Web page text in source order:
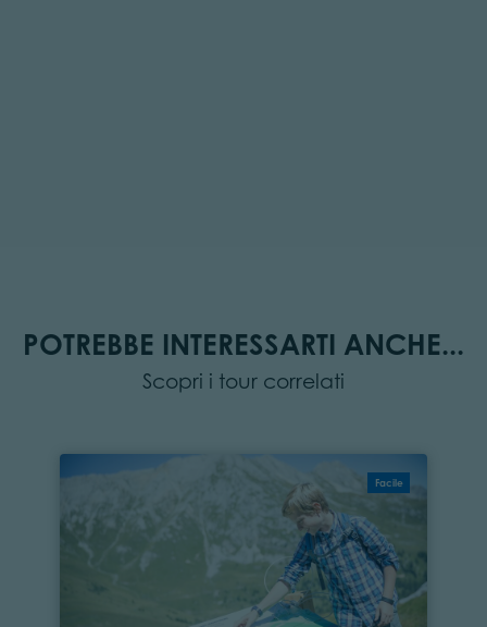
POTREBBE INTERESSARTI ANCHE...
Scopri i tour correlati
Facile